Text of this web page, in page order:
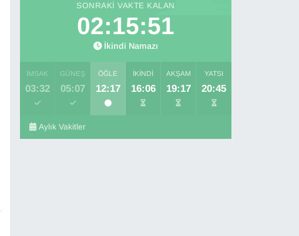
SONRAKI VAKTE KALAN
02:15:50
İkindi Namazı
İMSAK
03:32
GÜNEŞ
05:07
ÖĞLE
12:17
İKINDI
16:06
AKŞAM
19:17
YATSI
20:45
Aylık Vakitler